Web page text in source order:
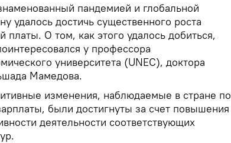
пандемией и глобальной
удалось достичь существенного роста
платы. О том, как этого удалось добиться,
у профессора
университета (UNEC), доктора
Мамедова.
изменения, наблюдаемые в стране по
были достигнуты за счет повышения
деятельности соответствующих